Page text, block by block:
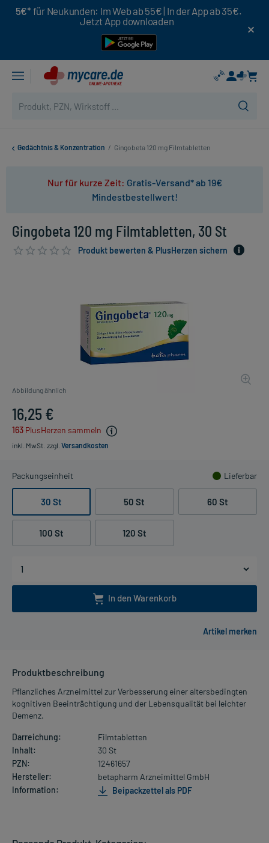
5€* für Neukunden: Im Web ab 55€ | In der App ab 35€.
Jetzt App downloaden
Gedächtnis & Konzentration / Gingobeta 120 mg Filmtabletten
Nur für kurze Zeit: Gratis-Versand* ab 19€
Mindestbestellwert!
Gingobeta 120 mg Filmtabletten, 30 St
Produkt bewerten & PlusHerzen sichern
Abbildung ähnlich
16,25 €
163 PlusHerzen sammeln
inkl. MwSt. zzgl. Versandkosten
Packungseinheit Lieferbar
30 St 50 St 60 St
100 St 120 St
In den Warenkorb
Produktbeschreibung
Pflanzliches Arzneimittel zur Verbesserung einer altersbedingten
kognitiven Beeinträchtigung und der Lebensqualität bei leichter
Demenz.
Darreichung:
Filmtabletten
Inhalt:
30 St
PZN:
12461657
Hersteller:
betapharm Arzneimittel GmbH
Information:
Beipackzettel als PDF